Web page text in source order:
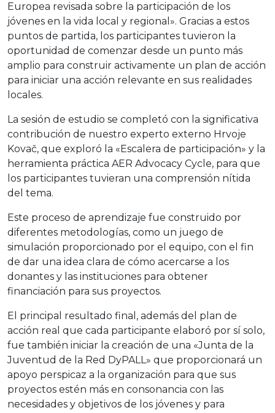
Europea revisada sobre la participación de los
jóvenes en la vida local y regional». Gracias a estos
puntos de partida, los participantes tuvieron la
oportunidad de comenzar desde un punto más
amplio para construir activamente un plan de acción
para iniciar una acción relevante en sus realidades
locales.
La sesión de estudio se completó con la significativa
contribución de nuestro experto externo Hrvoje
Kovač, que exploró la «Escalera de participación» y la
herramienta práctica AER Advocacy Cycle, para que
los participantes tuvieran una comprensión nítida
del tema.
Este proceso de aprendizaje fue construido por
diferentes metodologías, como un juego de
simulación proporcionado por el equipo, con el fin
de dar una idea clara de cómo acercarse a los
donantes y las instituciones para obtener
financiación para sus proyectos.
El principal resultado final, además del plan de
acción real que cada participante elaboró por sí solo,
fue también iniciar la creación de una «Junta de la
Juventud de la Red DyPALL» que proporcionará un
apoyo perspicaz a la organización para que sus
proyectos estén más en consonancia con las
necesidades y objetivos de los jóvenes y para